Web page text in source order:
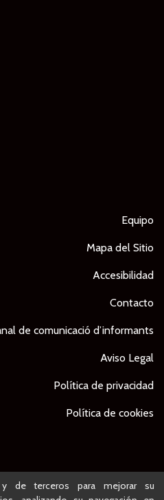
Equipo
Mapa del Sitio
Accesibilidad
Contacto
de comunicació d’informants
Aviso Legal
Política de privacidad
Política de cookies
desarrollado por
de terceros para mejorar su